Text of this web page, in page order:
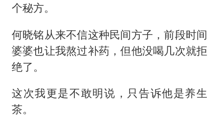
个秘方。
何晓铭从来不信这种民间方子，前段时间
婆婆也让我熬过补药，但他没喝几次就拒
绝了。
这次我更是不敢明说，只告诉他是养生
茶。